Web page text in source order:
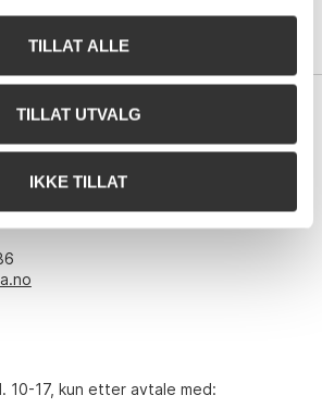
TILLAT ALLE
TILLAT UTVALG
IKKE TILLAT
AS
10-17, kun etter avtale med: